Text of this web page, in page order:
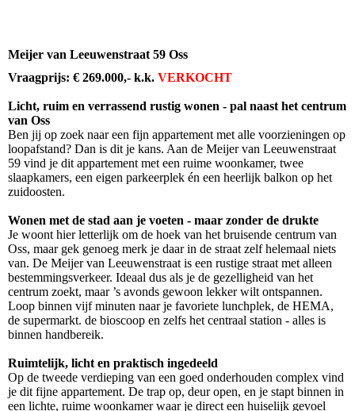
Meijer van Leeuwenstraat 59 Oss
Vraagprijs: € 269.000,- k.k. VERKOCHT
Licht, ruim en verrassend rustig wonen - pal naast het centrum
van Oss
Ben jij op zoek naar een fijn appartement met alle voorzieningen op
loopafstand? Dan is dit je kans. Aan de Meijer van Leeuwenstraat
59 vind je dit appartement met een ruime woonkamer, twee
slaapkamers, een eigen parkeerplek én een heerlijk balkon op het
zuidoosten.
Wonen met de stad aan je voeten - maar zonder de drukte
Je woont hier letterlijk om de hoek van het bruisende centrum van
Oss, maar gek genoeg merk je daar in de straat zelf helemaal niets
van. De Meijer van Leeuwenstraat is een rustige straat met alleen
bestemmingsverkeer. Ideaal dus als je de gezelligheid van het
centrum zoekt, maar ’s avonds gewoon lekker wilt ontspannen.
Loop binnen vijf minuten naar je favoriete lunchplek, de HEMA,
de supermarkt. de bioscoop en zelfs het centraal station - alles is
binnen handbereik.
Ruimtelijk, licht en praktisch ingedeeld
Op de tweede verdieping van een goed onderhouden complex vind
je dit fijne appartement. De trap op, deur open, en je stapt binnen in
een lichte, ruime woonkamer waar je direct een huiselijk gevoel